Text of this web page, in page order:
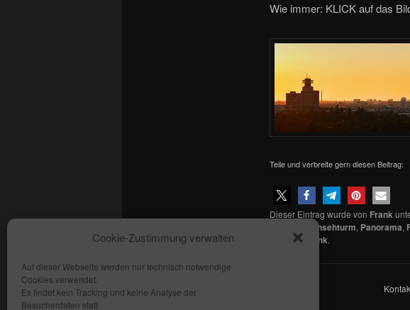
Cookie-Zustimmung verwalten
Auf dieser Webseite werden nur technisch notwendige
Cookies verwendet.
Es findet kein Tracking und keine Analyse der
Besucherdaten statt.
Wie immer: KLICK auf das
Teile und verbreite gern diesen Beitrag:
Dieser Eintrag wurde von Frank
Fernsehturm, Panorama,
Permalink.
Copyright: fhmedien.de 2012 - 2026